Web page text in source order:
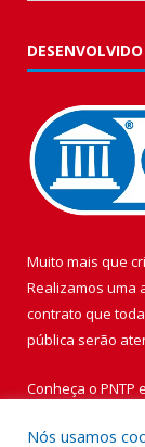
Muito mais que
Realizamos uma
contrato que
pública serão
Conheça o PNTP
Nós usamos